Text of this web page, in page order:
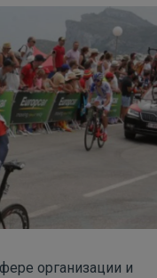
организации и